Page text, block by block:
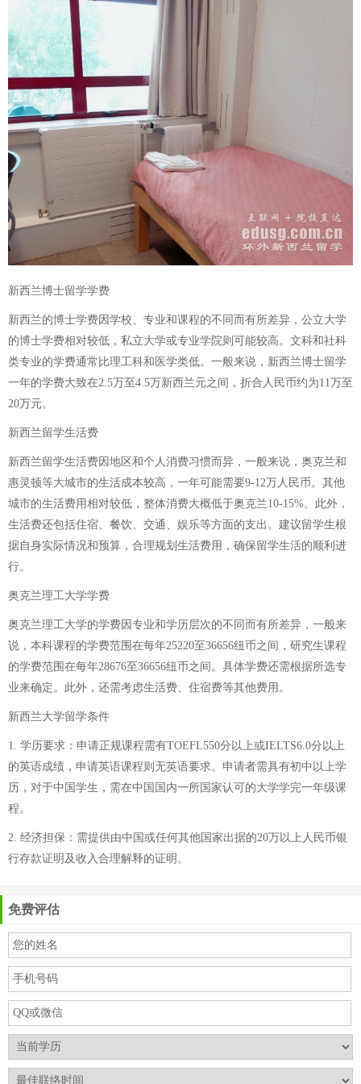
新西兰博士留学学费
新西兰的博士学费因学校、专业和课程的不同而有所差异，公立大学
的博士学费相对较低，私立大学或专业学院则可能较高。文科和社科
类专业的学费通常比理工科和医学类低。一般来说，新西兰博士留学
一年的学费大致在2.5万至4.5万新西兰元之间，折合人民币约为11万至
20万元。
新西兰留学生活费
新西兰留学生活费因地区和个人消费习惯而异，一般来说，奥克兰和
惠灵顿等大城市的生活成本较高，一年可能需要9-12万人民币。其他
城市的生活费用相对较低，整体消费大概低于奥克兰10-15%。此外，
生活费还包括住宿、餐饮、交通、娱乐等方面的支出。建议留学生根
据自身实际情况和预算，合理规划生活费用，确保留学生活的顺利进
行。
奥克兰理工大学学费
奥克兰理工大学的学费因专业和学历层次的不同而有所差异，一般来
说，本科课程的学费范围在每年25220至36656纽币之间，研究生课程
的学费范围在每年28676至36656纽币之间。具体学费还需根据所选专
业来确定。此外，还需考虑生活费、住宿费等其他费用。
新西兰大学留学条件
1. 学历要求：申请正规课程需有TOEFL550分以上或IELTS6.0分以上
的英语成绩，申请英语课程则无英语要求。申请者需具有初中以上学
历，对于中国学生，需在中国国内一所国家认可的大学学完一年级课
程。
2. 经济担保：需提供由中国或任何其他国家出据的20万以上人民币银
行存款证明及收入合理解释的证明。
免费评估